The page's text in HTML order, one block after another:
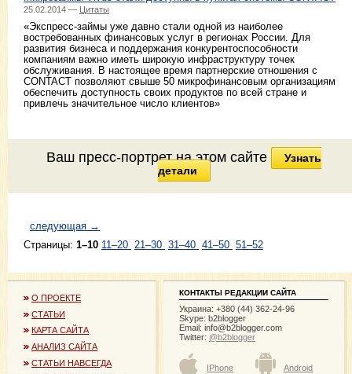
25.02.2014 — Цитаты
«Экспресс-займы уже давно стали одной из наиболее
востребованных финансовых услуг в регионах России. Для
развития бизнеса и поддержания конкурентоспособности
компаниям важно иметь широкую инфраструктуру точек
обслуживания. В настоящее время партнерские отношения с
CONTACT позволяют свыше 50 микрофинансовым организациям
обеспечить доступность своих продуктов по всей стране и
привлечь значительное число клиентов»
Ваш пресс-портрет на этом сайте
Узнать
детали
следующая →
Страницы: 1–10 11–20 21–30 31–40 41–50 51–52
О ПРОЕКТЕ
СТАТЬИ
КАРТА САЙТА
АНАЛИЗ САЙТА
СТАТЬИ НАВСЕГДА
КОНТАКТЫ РЕДАКЦИИ САЙТА
Украина: +380 (44) 362-24-96
Skype: b2blogger
Email: info@b2blogger.com
Twitter: @b2blogger
IPhone Android